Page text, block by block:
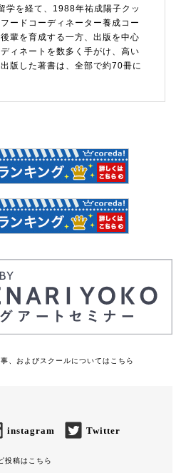
学を経て、1988年祐成陽子クッ
ードコーディネーター養成コー
輩を育成する一方、出版を中心
ィネートを数多く手がけ、高い
版した著書は、全部で約70冊に
、およびスクールについてはこちら
instagram Twitter
投稿はこちら